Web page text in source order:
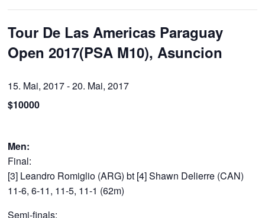
Tour De Las Americas Paraguay
Open 2017(PSA M10), Asuncion
15. Mai, 2017-20. Mai, 2017
$10000
Men:
Final:
[3] Leandro Romiglio (ARG) bt [4] Shawn Delierre (CAN)
11-6, 6-11, 11-5, 11-1 (62m)
Semi-finals: